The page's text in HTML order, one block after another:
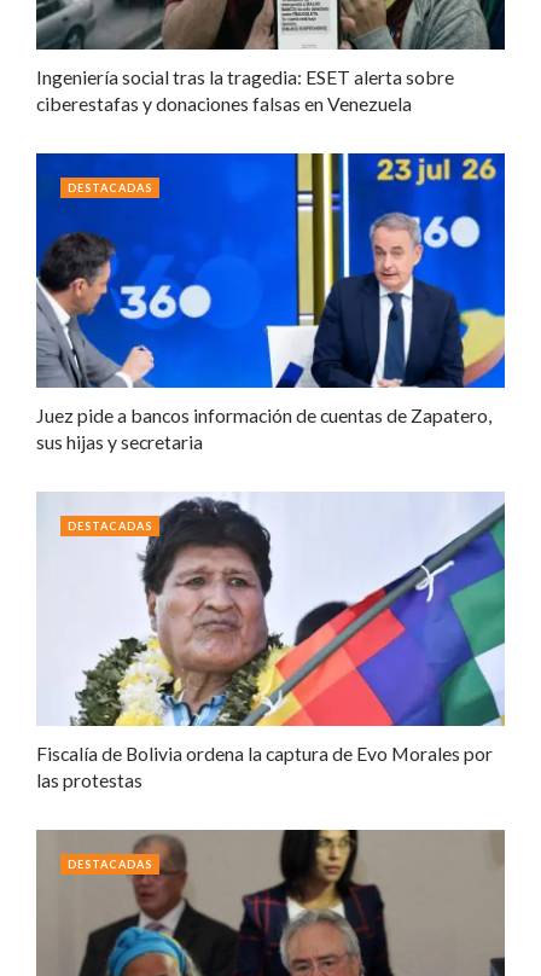
Ingeniería social tras la tragedia: ESET alerta sobre
ciberestafas y donaciones falsas en Venezuela
Juez pide a bancos información de cuentas de Zapatero,
sus hijas y secretaria
DESTACADAS
Fiscalía de Bolivia ordena la captura de Evo Morales por
las protestas
DESTACADAS
DESTACADAS